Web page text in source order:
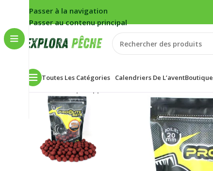
Passer à la navigation
Passer au contenu principal
Toutes Les Catégories Calendriers De L’aventBoutique
Accueil